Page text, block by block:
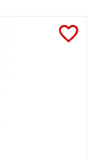
favorite_border